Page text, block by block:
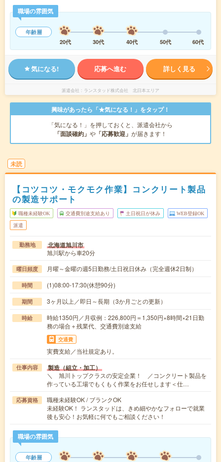
職場の雰囲気
年齢層
20代
30代 40代 50代 60代
気になる! 応募へ進む 詳しく見る
派遣会社 ランスタッド株式会社 北日本エリア
興味があったら「★気になる！」をタップ！
「気になる！」を押しておくと、派遣会社から
「面談確約」 や 「応募歓迎」 が届きます！
未読
【コツコツ・モクモク作業】コンクリート製品
の製造サポート
職種未経験OK 交通費別途支給あり 土日祝日が休み WEB登録OK
派遣
勤務地 北海道旭川市
旭川駅から車20分
曜日頻度 月曜～金曜の週5日勤務/土日祝日休み（完全週休2日制）
時間 (1)08:00-17:30(休憩90分)
期間 3ヶ月以上／即日～長期（3か月ごとの更新）
時給
時給1350円／月収例：226,800円＝1,350円×8時間×21日勤
務の場合＋残業代、交通費別途支給
交通費
実費支給／当社規定あり。
仕事内容 製造（組立・加工）
＼ 旭川トップクラスの安定企業！ ／コンクリート製品を
作っている工場でもくもく作業をお任せします＜仕…
応募資格
職種未経験OK / ブランクOK
未経験OK！ ランスタッドは、きめ細やかなフォローで就業
後も安心！お気軽に何でもご相談ください！
職場の雰囲気
年齢層